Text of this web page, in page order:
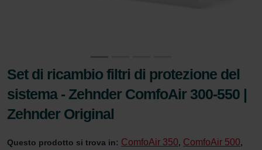
Set di ricambio filtri di protezione del
sistema - Zehnder ComfoAir 300-550 |
Zehnder Original
Questo prodotto si trova in: ComfoAir 350, ComfoAir 500,